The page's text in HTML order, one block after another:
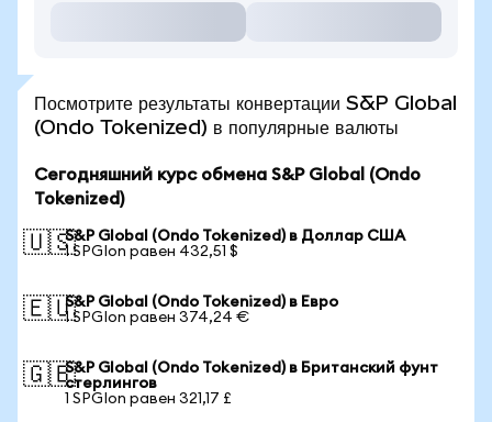
Посмотрите результаты конвертации S&P Global
(Ondo Tokenized) в популярные валюты
Сегодняшний курс обмена S&P Global (Ondo
Tokenized)
🇺🇸S&P Global (Ondo Tokenized) в Доллар США
1 SPGIon равен 432,51 $
🇪🇺S&P Global (Ondo Tokenized) в Евро
1 SPGIon равен 374,24 €
🇬🇧S&P Global (Ondo Tokenized) в Британский фунт
стерлингов
1 SPGIon равен 321,17 £